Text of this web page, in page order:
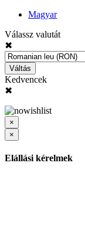
Magyar
Válassz valutát
✖
Váltás
Kedvencek
✖
×
×
Elállási kérelmek